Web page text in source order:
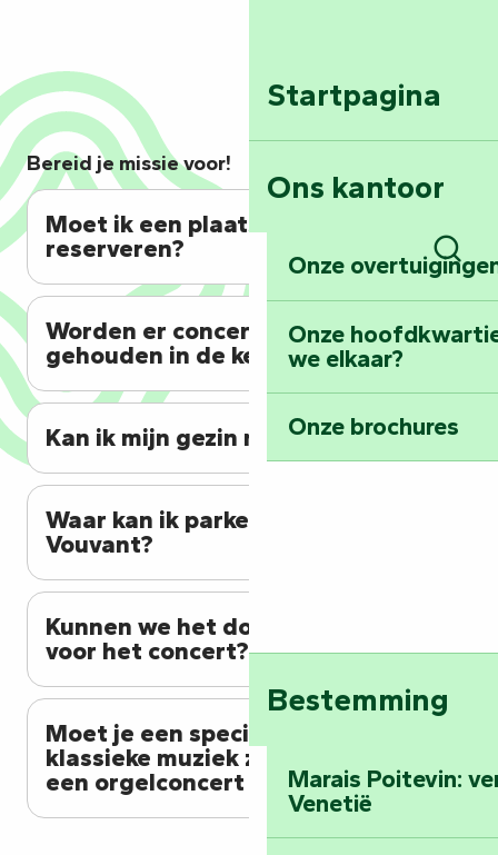
Startpagina
Ons kantoor
Onze
Onze
we elkaar?
Onze brochures
Bestemming
Marais Poitevin:
Venetië
Bereid je missie voor!
Moet ik een plaats
reserveren?
Worden er concerten
gehouden in de kerk?
Kan ik mijn gezin meenemen?
Waar kan ik parkeren in
Vouvant?
Kunnen we het dorp bezoeken
voor het concert?
Moet je een specialist in
klassieke muziek zijn om van
een orgelconcert te genieten?